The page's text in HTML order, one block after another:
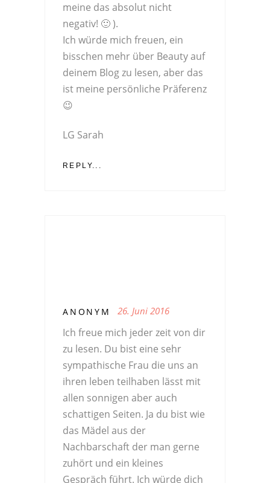
meine das absolut nicht
negativ! 🙂 ).
Ich würde mich freuen, ein
bisschen mehr über Beauty auf
deinem Blog zu lesen, aber das
ist meine persönliche Präferenz
😉
LG Sarah
REPLY...
ANONYM 26. Juni 2016
Ich freue mich jeder zeit von dir
zu lesen. Du bist eine sehr
sympathische Frau die uns an
ihren leben teilhaben lässt mit
allen sonnigen aber auch
schattigen Seiten. Ja du bist wie
das Mädel aus der
Nachbarschaft der man gerne
zuhört und ein kleines
Gespräch führt. Ich würde dich